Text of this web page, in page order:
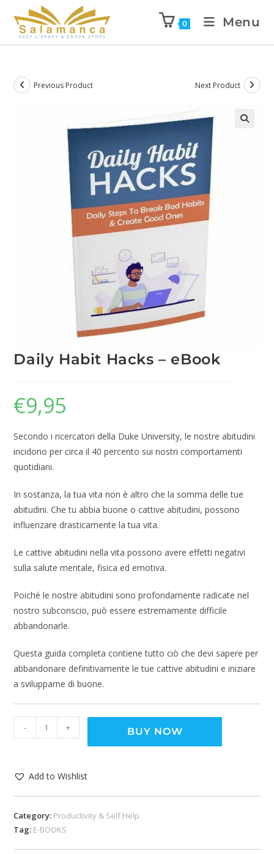
0 Menu
Previous Product Next Product
Daily Habit Hacks – eBook
€9,95
Secondo i ricercatori della Duke University, le nostre abitudini
incidono per circa il 40 percento sui nostri comportamenti
quotidiani.
In sostanza, la tua vita non è altro che la somma delle tue
abitudini. Che tu abbia buone o cattive abitudini, possono
influenzare drasticamente la tua vita.
Le cattive abitudini nella vita possono avere effetti negativi
sulla salute mentale, fisica ed emotiva.
Poiché le nostre abitudini sono profondamente radicate nel
nostro subconscio, può essere estremamente difficile
abbandonarle.
Questa guida completa contiene tutto ciò che devi sapere per
abbandonare definitivamente le tue cattive abitudini e iniziare
a svilupparne di buone.
- + BUY NOW
Add to Wishlist
Category: Productivity & Self Help
Tag: E-BOOKS